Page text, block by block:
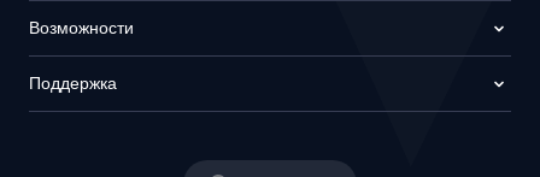
Возможности
Поддержка